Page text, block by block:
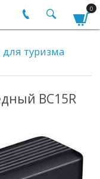
0
для туризма
BC15R